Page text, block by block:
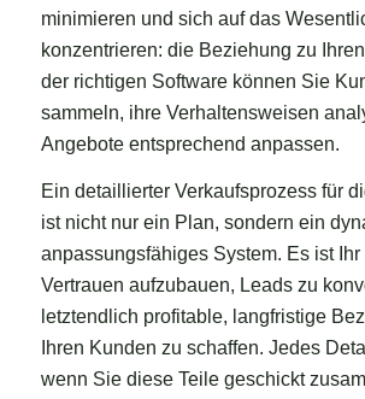
minimieren und sich auf das
konzentrieren: die Beziehung zu
der richtigen Software können Sie
sammeln, ihre Verhaltensweisen
Angebote entsprechend anpassen.
Ein detaillierter Verkaufsprozess für
ist nicht nur ein Plan, sondern ein
anpassungsfähiges System. Es ist
Vertrauen aufzubauen, Leads zu
letztendlich profitable, langfristige
Ihren Kunden zu schaffen. Jedes
wenn Sie diese Teile geschickt